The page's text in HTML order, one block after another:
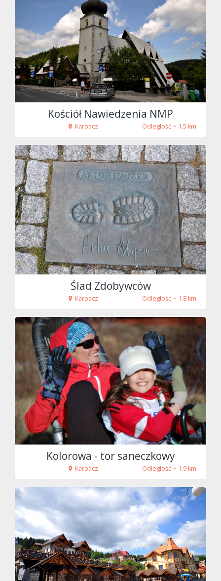
fot. Tenet
Kościół Nawiedzenia NMP
Karpacz Odległość ~ 1.5 km
fot. Tenet
Ślad Zdobywców
Karpacz Odległość ~ 1.8 km
fot. Tenet
Kolorowa - tor saneczkowy
Karpacz Odległość ~ 1.9 km
fot. Tenet